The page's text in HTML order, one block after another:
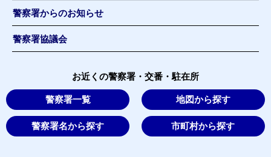
警察署からのお知らせ
警察署協議会
お近くの警察署・交番・駐在所
警察署一覧 地図から探す
警察署名から探す 市町村から探す